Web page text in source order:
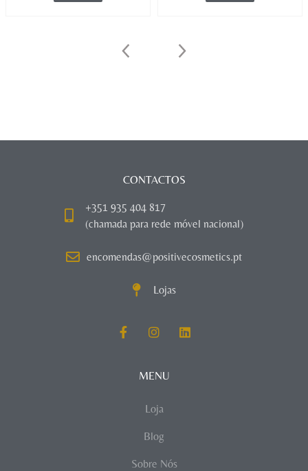
CONTACTOS
+351 935 404 817
(chamada para rede móvel nacional)
encomendas@positivecosmetics.pt
Lojas
MENU
Loja
Blog
Sobre Nós